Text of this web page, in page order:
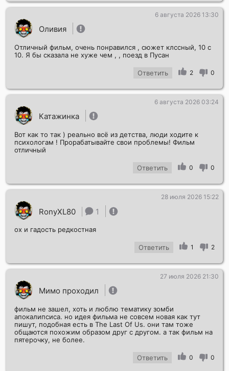
Отправить!
Оливия
6 августа 2026 13:30
Отличный фильм, очень понравился , сюжет клссный, 10 с
10. Я бы сказала не хуже чем , , поезд в Пусан
Ответить 2 0
Катажинка
6 августа 2026 03:24
Вот как то так ) реально всё из детства, люди ходите к
психологам ! Прорабатывайте свои проблемы! Фильм
отличный
Ответить 0 0
RonyXL80 1
28 июля 2026 15:22
ох и гадость редкостная
Ответить 1 2
Мимо проходил
27 июля 2026 21:30
фильм не зашел, хоть и люблю тематику зомби
апокалипсиса. но идея фильма не совсем новая как тут
пишут, подобная есть в The Last Of Us. они там тоже
общаются похожим образом друг с другом. а так фильм на
пятерочку, не более.
Ответить 0 0